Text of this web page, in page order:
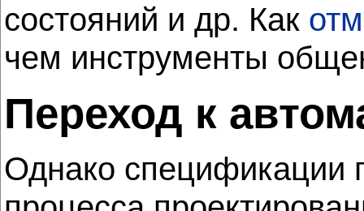
состояний и др. Как
чем инструменты
Переход к
Однако спецификации